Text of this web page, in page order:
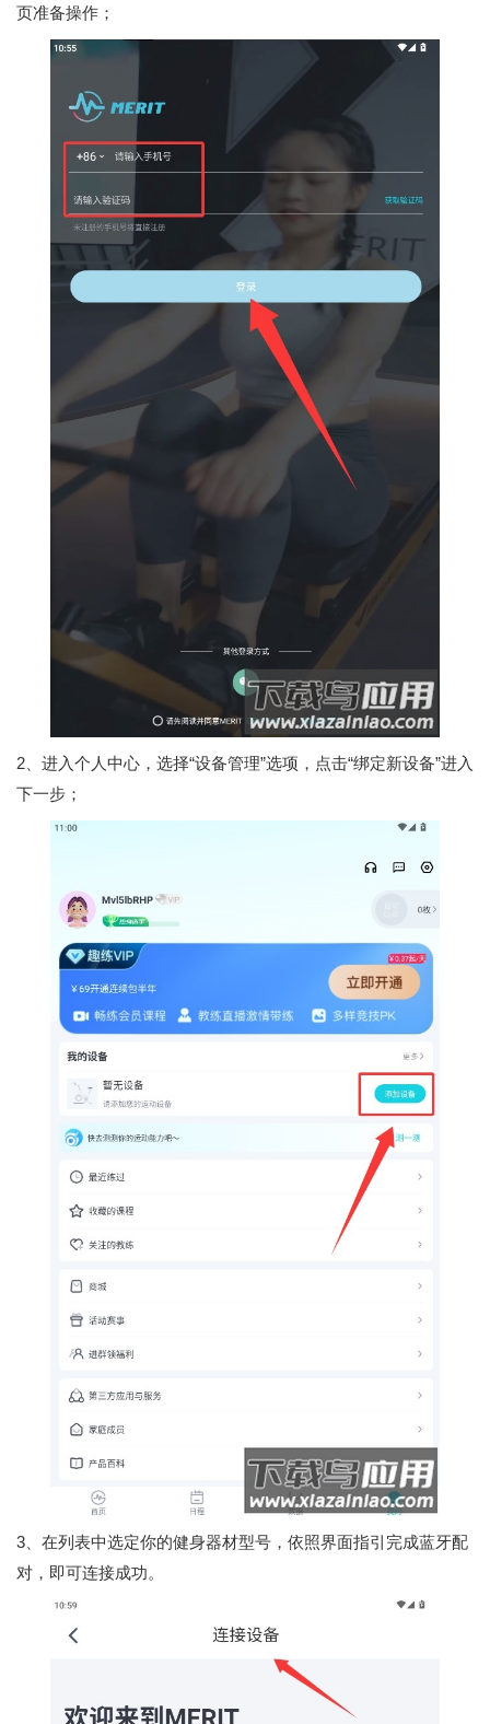
页准备操作；
2、进入个人中心，选择“设备管理”选项，点击“绑定新设备”进入
下一步；
3、在列表中选定你的健身器材型号，依照界面指引完成蓝牙配
对，即可连接成功。